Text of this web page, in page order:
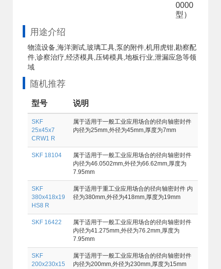
0000
型）
用途介绍
物流设备,海洋测试,玻璃工具,泵的附件,机用虎钳,勘察配
件,诊察治疗,经济模具,压铸模具,地板行业,泄漏应急等领
域
随机推荐
型号 说明
SKF
25x45x7
CRW1 R
属于适用于一般工业应用场合的径向轴密封件
内径为25mm,外径为45mm,厚度为7mm
SKF 18104
属于适用于一般工业应用场合的径向轴密封件
内径为46.0502mm,外径为66.62mm,厚度为
7.95mm
SKF
380x418x19
HS8 R
属于适用于重工业应用场合的径向轴密封件 内
径为380mm,外径为418mm,厚度为19mm
SKF 16422
属于适用于一般工业应用场合的径向轴密封件
内径为41.275mm,外径为76.2mm,厚度为
7.95mm
SKF
200x230x15
属于适用于一般工业应用场合的径向轴密封件
内径为200mm,外径为230mm,厚度为15mm